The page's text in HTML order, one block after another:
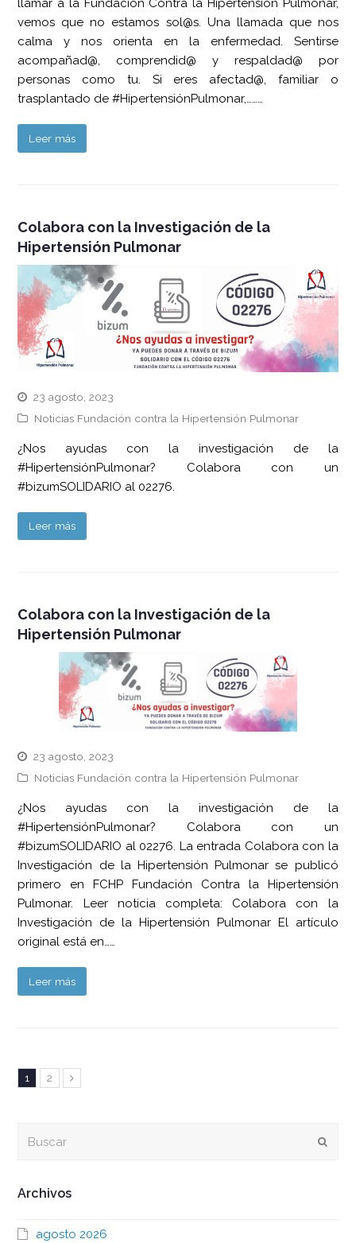
llamar a la Fundación Contra la Hipertensión Pulmonar,
vemos que no estamos sol@s. Una llamada que nos
calma y nos orienta en la enfermedad. Sentirse
acompañad@, comprendid@ y respaldad@ por
personas como tu. Si eres afectad@, familiar o
trasplantado de #HipertensiónPulmonar,………
Leer más
Colabora con la Investigación de la
Hipertensión Pulmonar
23 agosto, 2023
Noticias Fundación contra la Hipertensión Pulmonar
¿Nos ayudas con la investigación de la
#HipertensiónPulmonar? Colabora con un
#bizumSOLIDARIO al 02276.
Leer más
Colabora con la Investigación de la
Hipertensión Pulmonar
23 agosto, 2023
Noticias Fundación contra la Hipertensión Pulmonar
¿Nos ayudas con la investigación de la
#HipertensiónPulmonar? Colabora con un
#bizumSOLIDARIO al 02276. La entrada Colabora con la
Investigación de la Hipertensión Pulmonar se publicó
primero en FCHP Fundación Contra la Hipertensión
Pulmonar. Leer noticia completa: Colabora con la
Investigación de la Hipertensión Pulmonar El artículo
original está en……
Leer más
Page
1 Page
2 Siguiente
Archivos
agosto 2026